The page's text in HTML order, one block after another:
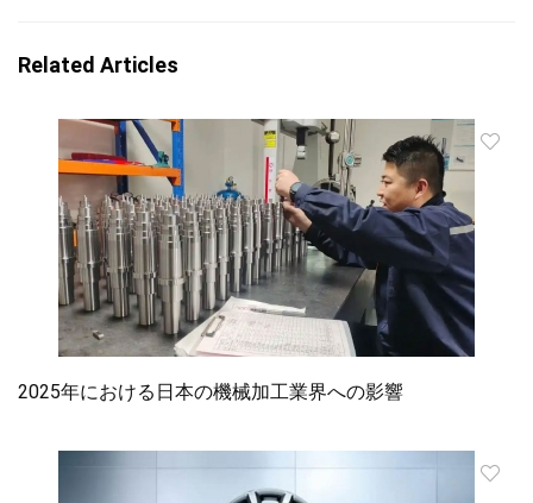
Related Articles
2025年における日本の機械加工業界への影響